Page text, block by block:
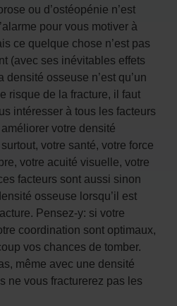
ou d’ostéopénie n’est
pour vous motiver à
ce quelque chose n’est pas
(avec ses inévitables effets
osseuse n’est qu’un
risque de la fracture, il faut
intéresser à tous les facteurs
votre densité
votre santé, votre force
votre acuité visuelle, votre
facteurs sont aussi sinon
osseuse lorsqu’il est
Pensez-y: si votre
coordination sont optimaux,
vos chances de tomber.
même avec une densité
ne vous fracturerez pas les